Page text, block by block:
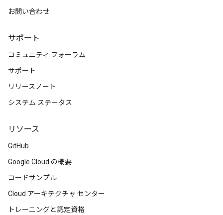
お問い合わせ
サポート
コミュニティ フォーラム
サポート
リリースノート
システム ステータス
リソース
GitHub
Google Cloud の概要
コードサンプル
Cloud アーキテクチャ センター
トレーニングと認定資格